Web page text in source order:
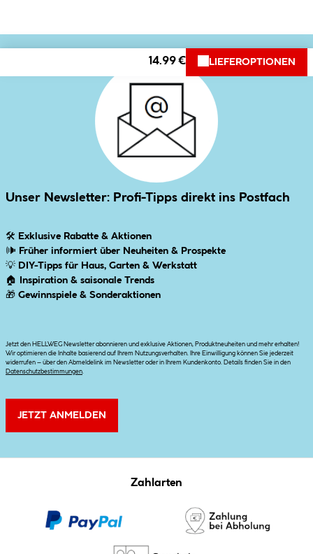
14.99 € LIEFEROPTIONEN
Unser Newsletter: Profi-Tipps direkt ins Postfach
🛠 Exklusive Rabatte & Aktionen
🕪 Früher informiert über Neuheiten & Prospekte
💡 DIY-Tipps für Haus, Garten & Werkstatt
🏠
Inspiration & saisonale Trends
🎁 Gewinnspiele & Sonderaktionen
Jetzt den HELLWEG Newsletter abonnieren und exklusive Aktionen, Produktneuheiten und mehr erhalten!
Wir optimieren die Inhalte basierend auf Ihrem Nutzungsverhalten. Ihre Einwilligung können Sie jederzeit
widerrufen – über den Abmeldelink im Newsletter oder in Ihrem Kundenkonto. Details finden Sie in den
Datenschutzbestimmungen
JETZT ANMELDEN
Zahlarten